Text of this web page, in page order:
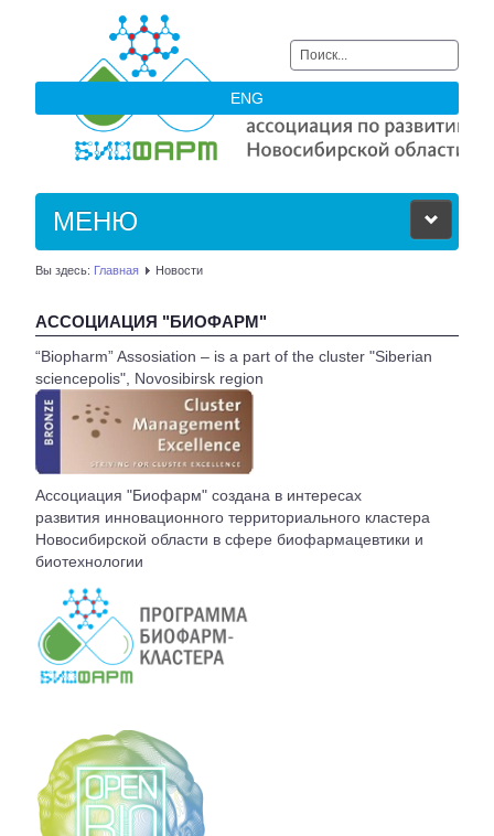
Искать...
ENG
МЕНЮ
ОБ АССОЦИАЦИИ
ЧЛЕНЫ АССОЦИАЦИИ
НОВОСТИ
АКТУАЛЬНОЕ
ВСТУПЛЕНИЕ
КОНТАКТЫ
БЮРО АССОЦИАЦИИ
Вы здесь: Главная Новости
АССОЦИАЦИЯ "БИОФАРМ"
“Biopharm” Assosiation – is a part of the cluster "Siberian
sciencepolis", Novosibirsk region
Ассоциация "Биофарм" создана в интересах
развития инновационного территориального кластера
Новосибирской области в сфере биофармацевтики и
биотехнологии